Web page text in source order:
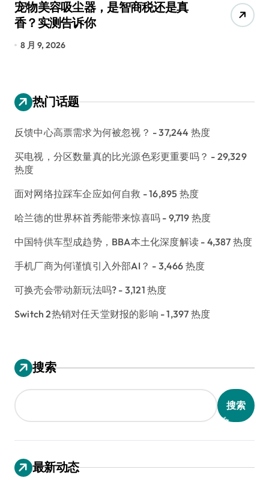
宠物美容吸尘器，是智商税还是真
香？实测告诉你
8 月 9, 2026
热门话题
反馈中心高票需求为何被忽视？ - 37,244 热度
买电视，分区数量真的比光源色彩更重要吗？ - 29,329
热度
面对网络拉踩车企应如何自救 - 16,895 热度
哈兰德的世界杯首秀能带来惊喜吗 - 9,719 热度
中国特供车型成趋势，BBA本土化深度解读 - 4,387 热度
手机厂商为何谨慎引入外部AI？ - 3,466 热度
可换壳会带动新玩法吗? - 3,121 热度
Switch 2热销对任天堂财报的影响 - 1,397 热度
搜索
搜索
最新动态